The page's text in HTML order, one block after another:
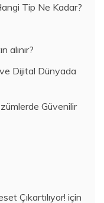
Tip Ne Kadar?
alınır?
Dijital Dünyada
Güvenilir
Çıkartılıyor! için